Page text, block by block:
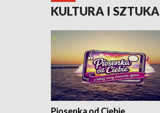
KULTURA I SZTUKA